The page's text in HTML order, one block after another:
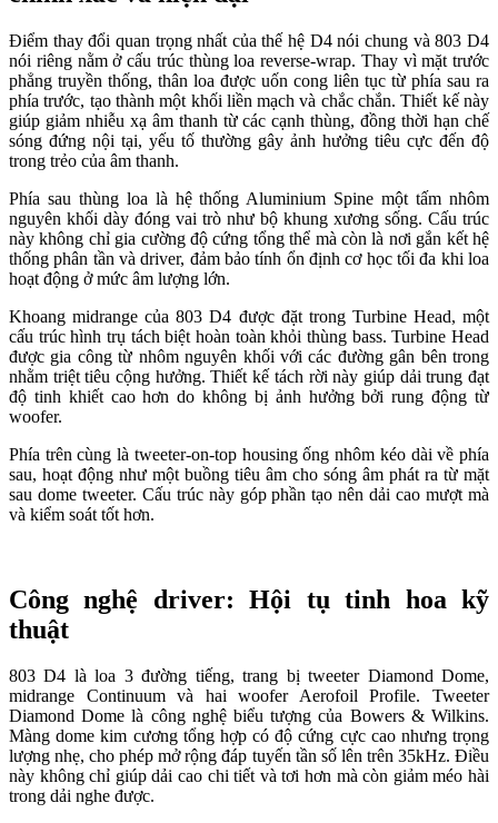
Điểm thay đổi quan trọng nhất của thế hệ D4 nói chung và 803 D4
nói riêng nằm ở cấu trúc thùng loa reverse-wrap. Thay vì mặt trước
phẳng truyền thống, thân loa được uốn cong liên tục từ phía sau ra
phía trước, tạo thành một khối liền mạch và chắc chắn. Thiết kế này
giúp giảm nhiễu xạ âm thanh từ các cạnh thùng, đồng thời hạn chế
sóng đứng nội tại, yếu tố thường gây ảnh hưởng tiêu cực đến độ
trong trẻo của âm thanh.
Phía sau thùng loa là hệ thống Aluminium Spine một tấm nhôm
nguyên khối dày đóng vai trò như bộ khung xương sống. Cấu trúc
này không chỉ gia cường độ cứng tổng thể mà còn là nơi gắn kết hệ
thống phân tần và driver, đảm bảo tính ổn định cơ học tối đa khi loa
hoạt động ở mức âm lượng lớn.
Khoang midrange của 803 D4 được đặt trong Turbine Head, một
cấu trúc hình trụ tách biệt hoàn toàn khỏi thùng bass. Turbine Head
được gia công từ nhôm nguyên khối với các đường gân bên trong
nhằm triệt tiêu cộng hưởng. Thiết kế tách rời này giúp dải trung đạt
độ tinh khiết cao hơn do không bị ảnh hưởng bởi rung động từ
woofer.
Phía trên cùng là tweeter-on-top housing ống nhôm kéo dài về phía
sau, hoạt động như một buồng tiêu âm cho sóng âm phát ra từ mặt
sau dome tweeter. Cấu trúc này góp phần tạo nên dải cao mượt mà
và kiểm soát tốt hơn.
Công nghệ driver: Hội tụ tinh hoa kỹ
thuật
803 D4 là loa 3 đường tiếng, trang bị tweeter Diamond Dome,
midrange Continuum và hai woofer Aerofoil Profile. Tweeter
Diamond Dome là công nghệ biểu tượng của Bowers & Wilkins.
Màng dome kim cương tổng hợp có độ cứng cực cao nhưng trọng
lượng nhẹ, cho phép mở rộng đáp tuyến tần số lên trên 35kHz. Điều
này không chỉ giúp dải cao chi tiết và tơi hơn mà còn giảm méo hài
trong dải nghe được.